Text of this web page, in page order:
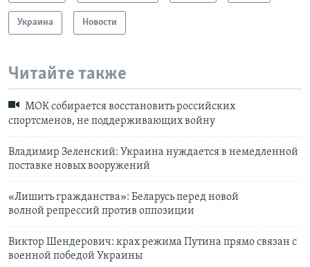
Украина Новости
Читайте также
МОК собирается восстановить российских
спортсменов, не поддерживающих войну
Владимир Зеленский: Украина нуждается в немедленной
поставке новых вооружений
«Лишить гражданства»: Беларусь перед новой
волной репрессий против оппозиции
Виктор Шендерович: крах режима Путина прямо связан с
военной победой Украины